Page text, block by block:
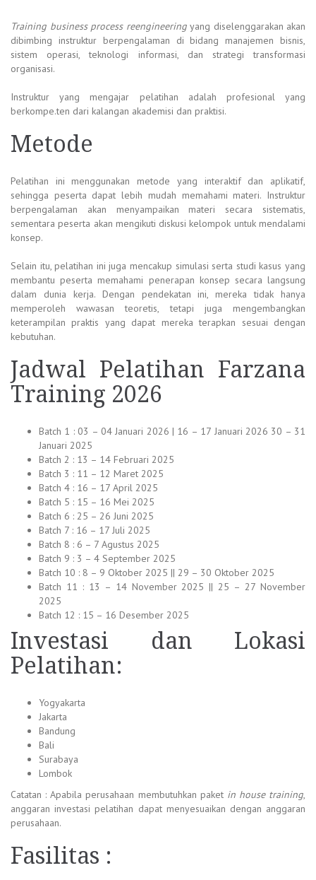
Training business process reengineering yang diselenggarakan akan
dibimbing instruktur berpengalaman di bidang manajemen bisnis,
sistem operasi, teknologi informasi, dan strategi transformasi
organisasi.
Instruktur yang mengajar pelatihan adalah profesional yang
berkompe.ten dari kalangan akademisi dan praktisi.
Metode
Pelatihan ini menggunakan metode yang interaktif dan aplikatif,
sehingga peserta dapat lebih mudah memahami materi. Instruktur
berpengalaman akan menyampaikan materi secara sistematis,
sementara peserta akan mengikuti diskusi kelompok untuk mendalami
konsep.
Selain itu, pelatihan ini juga mencakup simulasi serta studi kasus yang
membantu peserta memahami penerapan konsep secara langsung
dalam dunia kerja. Dengan pendekatan ini, mereka tidak hanya
memperoleh wawasan teoretis, tetapi juga mengembangkan
keterampilan praktis yang dapat mereka terapkan sesuai dengan
kebutuhan.
Jadwal Pelatihan Farzana
Training 2026
Batch 1 : 03 – 04 Januari 2026 | 16 – 17 Januari 2026 30 – 31
Januari 2025
Batch 2 : 13 – 14 Februari 2025
Batch 3 : 11 – 12 Maret 2025
Batch 4 : 16 – 17 April 2025
Batch 5 : 15 – 16 Mei 2025
Batch 6 : 25 – 26 Juni 2025
Batch 7 : 16 – 17 Juli 2025
Batch 8 : 6 – 7 Agustus 2025
Batch 9 : 3 – 4 September 2025
Batch 10 : 8 – 9 Oktober 2025 || 29 – 30 Oktober 2025
Batch 11 : 13 – 14 November 2025 || 25 – 27 November
2025
Batch 12 : 15 – 16 Desember 2025
Investasi dan Lokasi
Pelatihan:
Yogyakarta
Jakarta
Bandung
Bali
Surabaya
Lombok
Catatan : Apabila perusahaan membutuhkan paket in house training,
anggaran investasi pelatihan dapat menyesuaikan dengan anggaran
perusahaan.
Fasilitas :